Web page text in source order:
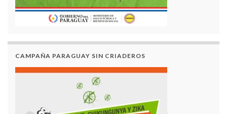
CAMPAÑA PARAGUAY SIN CRIADEROS